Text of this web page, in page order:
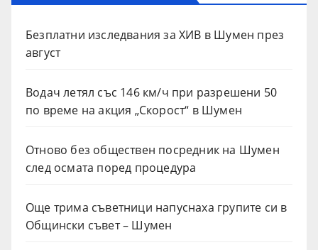
Безплатни изследвания за ХИВ в Шумен през
август
Водач летял със 146 км/ч при разрешени 50
по време на акция „Скорост“ в Шумен
Отново без обществен посредник на Шумен
след осмата поред процедура
Още трима съветници напуснаха групите си в
Общински съвет – Шумен